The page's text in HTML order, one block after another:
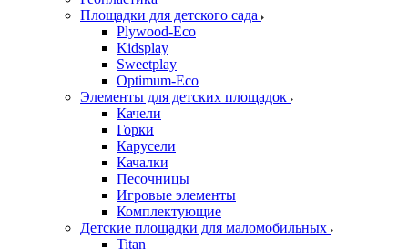
Площадки для детского сада
Plywood-Eco
Kidsplay
Sweetplay
Оptimum-Еco
Элементы для детских площадок
Качели
Горки
Карусели
Качалки
Песочницы
Игровые элементы
Комплектующие
Детские площадки для маломобильных
Titan